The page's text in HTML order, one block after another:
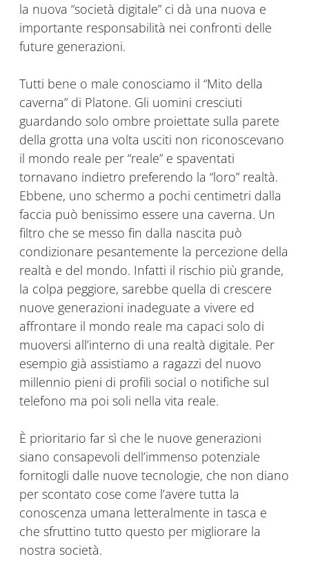
la nuova “società digitale” ci dà una nuova e
importante responsabilità nei confronti delle
future generazioni.
Tutti bene o male conosciamo il “Mito della
caverna” di Platone. Gli uomini cresciuti
guardando solo ombre proiettate sulla parete
della grotta una volta usciti non riconoscevano
il mondo reale per “reale” e spaventati
tornavano indietro preferendo la “loro” realtà.
Ebbene, uno schermo a pochi centimetri dalla
faccia può benissimo essere una caverna. Un
filtro che se messo fin dalla nascita può
condizionare pesantemente la percezione della
realtà e del mondo. Infatti il rischio più grande,
la colpa peggiore, sarebbe quella di crescere
nuove generazioni inadeguate a vivere ed
affrontare il mondo reale ma capaci solo di
muoversi all’interno di una realtà digitale. Per
esempio già assistiamo a ragazzi del nuovo
millennio pieni di profili social o notifiche sul
telefono ma poi soli nella vita reale.
È prioritario far sì che le nuove generazioni
siano consapevoli dell’immenso potenziale
fornitogli dalle nuove tecnologie, che non diano
per scontato cose come l’avere tutta la
conoscenza umana letteralmente in tasca e
che sfruttino tutto questo per migliorare la
nostra società.